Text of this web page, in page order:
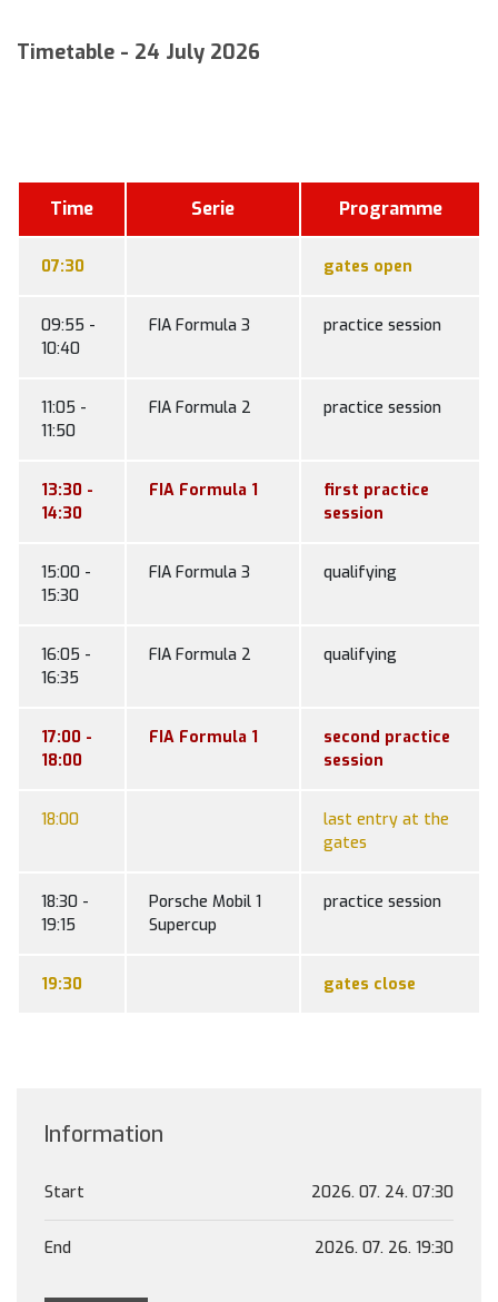
Timetable - 24 July 2026
Time Serie Programme
07:30 gates open
09:55 -
10:40
FIA Formula 3 practice session
11:05 -
11:50
FIA Formula 2 practice session
13:30 -
14:30
FIA Formula 1
first practice
session
15:00 -
15:30
FIA Formula 3 qualifying
16:05 -
16:35
FIA Formula 2 qualifying
17:00 -
18:00
FIA Formula 1
second practice
session
18:00
last entry at the
gates
18:30 -
19:15
Porsche Mobil 1
Supercup
practice session
19:30 gates close
Information
Start 2026. 07. 24. 07:30
End 2026. 07. 26. 19:30